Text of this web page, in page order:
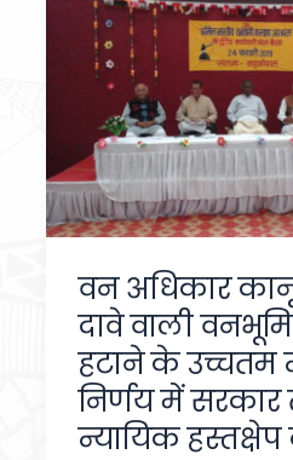
वन अधिकार
दावे वाली
हटाने के
निर्णय में सरकार
न्यायिक